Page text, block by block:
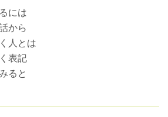
には
から
人とは
表記
ると